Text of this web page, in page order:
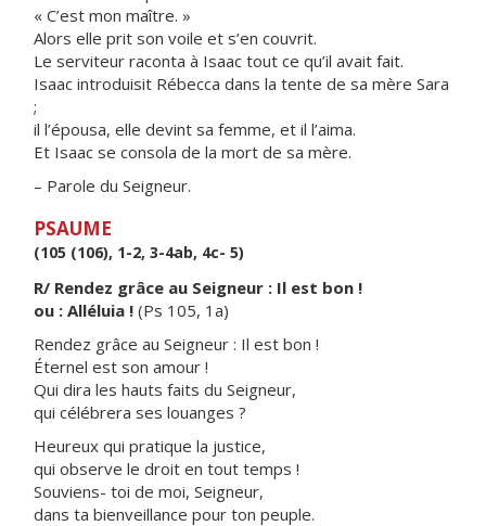
« C’est mon maître. »
Alors elle prit son voile et s’en couvrit.
Le serviteur raconta à Isaac tout ce qu’il avait fait.
Isaac introduisit Rébecca dans la tente de sa mère Sara
;
il l’épousa, elle devint sa femme, et il l’aima.
Et Isaac se consola de la mort de sa mère.
– Parole du Seigneur.
PSAUME
(105 (106), 1-2, 3-4ab, 4c- 5)
R/ Rendez grâce au Seigneur : Il est bon !
ou : Alléluia ! (Ps 105, 1a)
Rendez grâce au Seigneur : Il est bon !
Éternel est son amour !
Qui dira les hauts faits du Seigneur,
qui célébrera ses louanges ?
Heureux qui pratique la justice,
qui observe le droit en tout temps !
Souviens- toi de moi, Seigneur,
dans ta bienveillance pour ton peuple.